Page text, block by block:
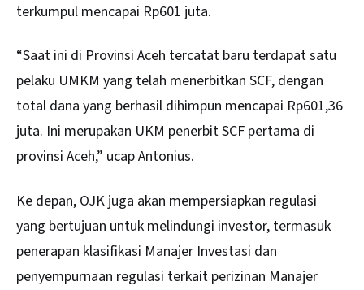
terkumpul mencapai Rp601 juta.
“Saat ini di Provinsi Aceh tercatat baru terdapat satu
pelaku UMKM yang telah menerbitkan SCF, dengan
total dana yang berhasil dihimpun mencapai Rp601,36
juta. Ini merupakan UKM penerbit SCF pertama di
provinsi Aceh,” ucap Antonius.
Ke depan, OJK juga akan mempersiapkan regulasi
yang bertujuan untuk melindungi investor, termasuk
penerapan klasifikasi Manajer Investasi dan
penyempurnaan regulasi terkait perizinan Manajer